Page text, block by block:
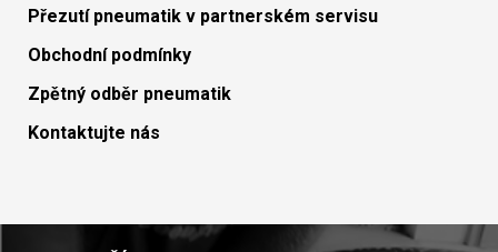
Přezutí pneumatik v partnerském servisu
Obchodní podmínky
Zpětný odběr pneumatik
Kontaktujte nás